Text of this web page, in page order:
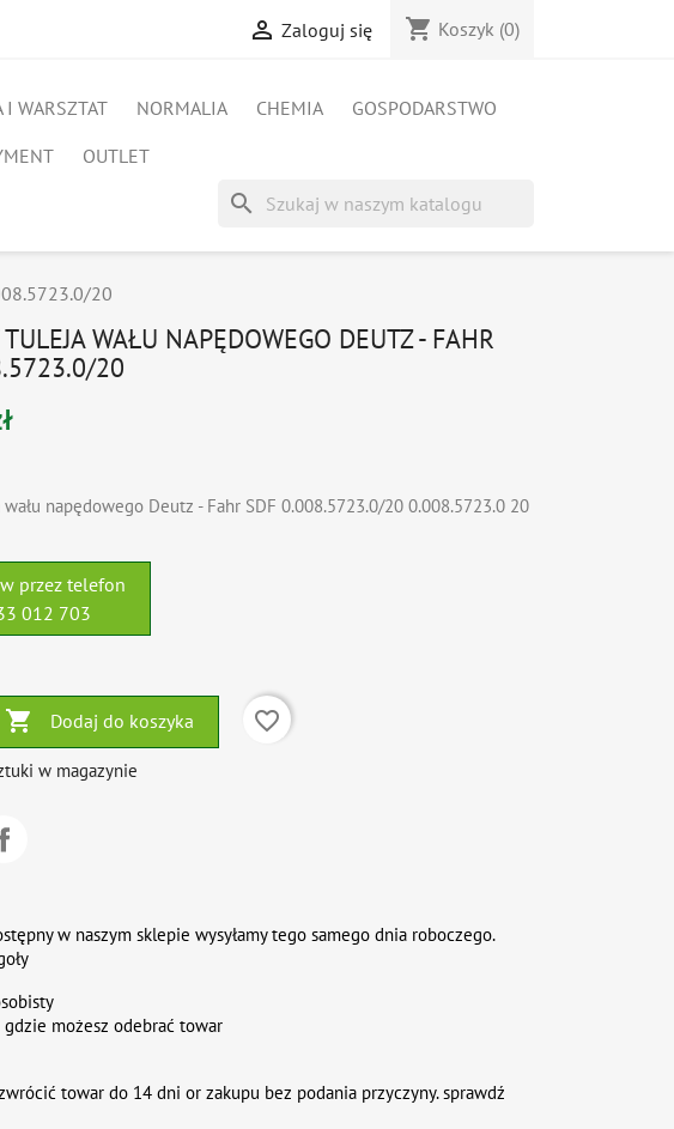
 Zaloguj się shopping_cart Koszyk (0)
I WARSZTAT NORMALIA CHEMIA
GOSPODARSTWO
OUTLET
search
20
WAŁU NAPĘDOWEGO DEUTZ - FAHR
20
napędowego Deutz - Fahr SDF 0.008.5723.0/20 0.008.5723.0 20
przez telefon
012 703
 Dodaj do koszyka
favorite_border
w magazynie
w naszym sklepie wysyłamy tego samego dnia roboczego.
gdzie możesz odebrać towar
towar do 14 dni or zakupu bez podania przyczyny. sprawdź